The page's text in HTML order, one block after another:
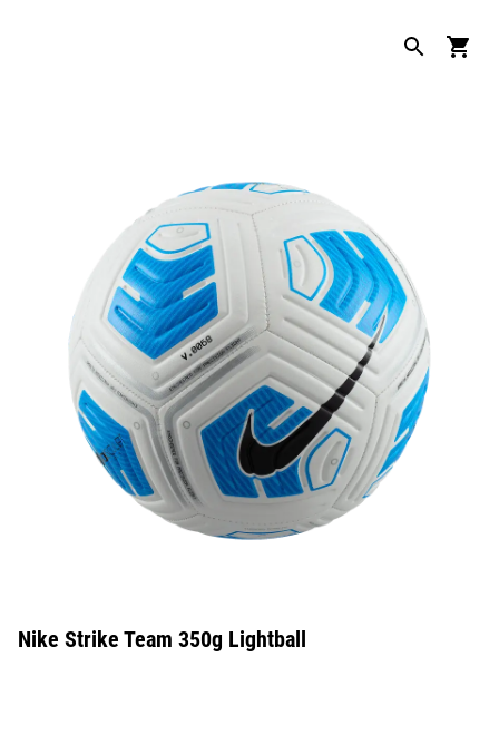
Nike Strike Team 350g Lightball